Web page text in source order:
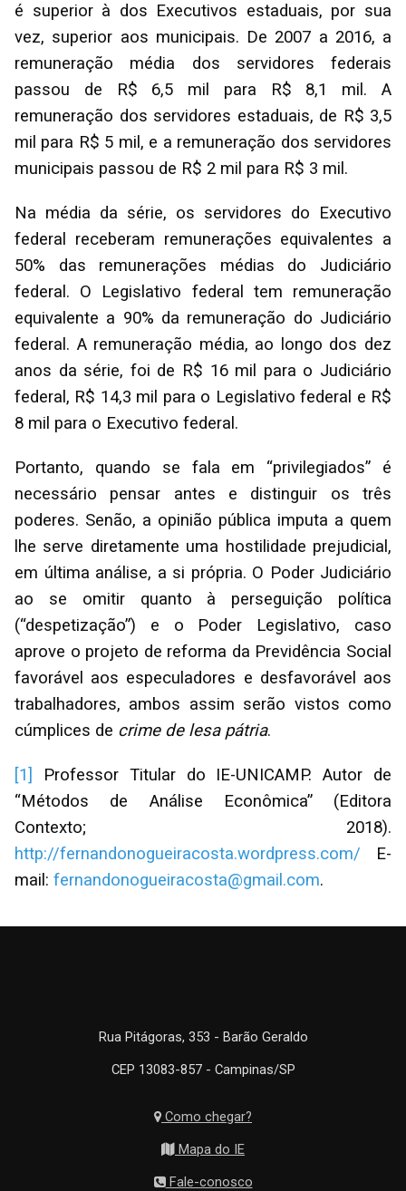
é superior à dos Executivos estaduais, por sua
vez, superior aos municipais. De 2007 a 2016, a
remuneração média dos servidores federais
passou de R$ 6,5 mil para R$ 8,1 mil. A
remuneração dos servidores estaduais, de R$ 3,5
mil para R$ 5 mil, e a remuneração dos servidores
municipais passou de R$ 2 mil para R$ 3 mil.
Na média da série, os servidores do Executivo
federal receberam remunerações equivalentes a
50% das remunerações médias do Judiciário
federal. O Legislativo federal tem remuneração
equivalente a 90% da remuneração do Judiciário
federal. A remuneração média, ao longo dos dez
anos da série, foi de R$ 16 mil para o Judiciário
federal, R$ 14,3 mil para o Legislativo federal e R$
8 mil para o Executivo federal.
Portanto, quando se fala em “privilegiados” é
necessário pensar antes e distinguir os três
poderes. Senão, a opinião pública imputa a quem
lhe serve diretamente uma hostilidade prejudicial,
em última análise, a si própria. O Poder Judiciário
ao se omitir quanto à perseguição política
(“despetização”) e o Poder Legislativo, caso
aprove o projeto de reforma da Previdência Social
favorável aos especuladores e desfavorável aos
trabalhadores, ambos assim serão vistos como
cúmplices de crime de lesa pátria.
[1]
Professor Titular do IE-UNICAMP. Autor de
“Métodos de Análise Econômica” (Editora
Contexto; 2018).
http://fernandonogueiracosta.wordpress.com/ E-
mail: fernandonogueiracosta@gmail.com.
Rua Pitágoras, 353 - Barão Geraldo
CEP 13083-857 - Campinas/SP
Como chegar?
Mapa do IE
Fale-conosco